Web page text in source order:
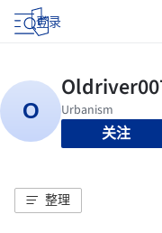
登录
关注
整理